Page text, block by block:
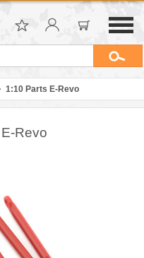
1:10 Parts E-Revo
Revo